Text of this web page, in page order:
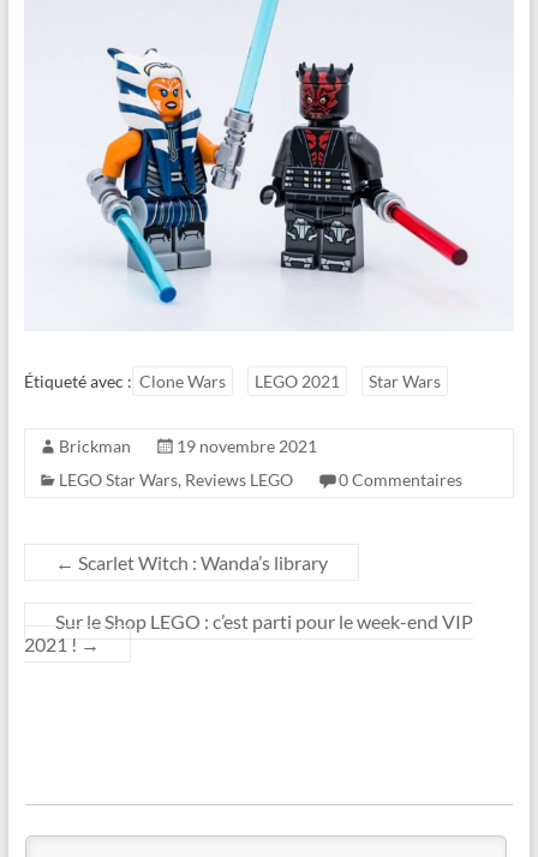
Étiqueté avec : Clone Wars LEGO 2021 Star Wars
Brickman
19 novembre 2021
LEGO Star Wars, Reviews LEGO 0 Commentaires
← Scarlet Witch : Wanda’s library
Sur le Shop LEGO : c’est parti pour le week-end VIP
2021 ! →